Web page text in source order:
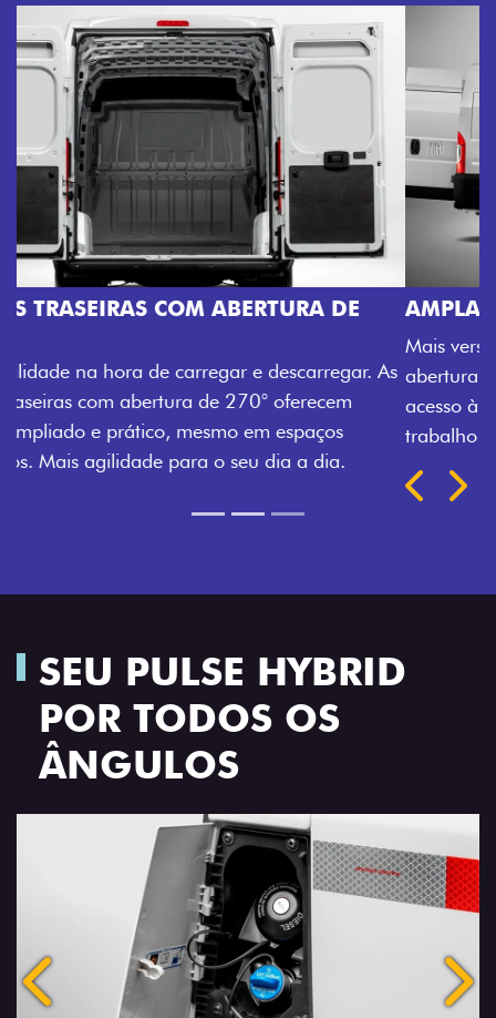
AMPLA ABERTURA DA PORTA LATERAL
Mais versatilidade para o seu carregamento. A ampla
abertura da porta lateral do Novo Ducato facilita o
acesso à carga, otimizando tempo e tornando o
trabalho mais eficiente, onde quer que você esteja.
Previous
Next
Próximo
TRANSFORMAÇÃO HOMOLOGADA
SEU PULSE HYBRID
POR TODOS OS
ÂNGULOS
Anterior